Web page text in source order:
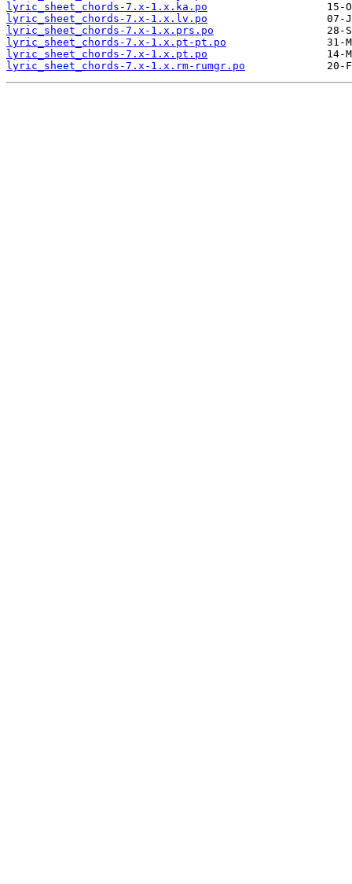
lyric_sheet_chords-7.x-1.x.ka.po
lyric_sheet_chords-7.x-1.x.lv.po
lyric_sheet_chords-7.x-1.x.prs.po
lyric_sheet_chords-7.x-1.x.pt-pt.po
lyric_sheet_chords-7.x-1.x.pt.po
lyric_sheet_chords-7.x-1.x.rm-rumgr.po